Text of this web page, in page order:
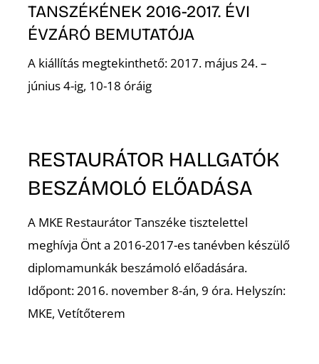
TANSZÉKÉNEK 2016-2017. ÉVI
ÉVZÁRÓ BEMUTATÓJA
A kiállítás megtekinthető: 2017. május 24. –
június 4-ig, 10-18 óráig
RESTAURÁTOR HALLGATÓK
BESZÁMOLÓ ELŐADÁSA
A MKE Restaurátor Tanszéke tisztelettel
meghívja Önt a 2016-2017-es tanévben készülő
diplomamunkák beszámoló előadására.
Időpont: 2016. november 8-án, 9 óra. Helyszín:
MKE, Vetítőterem